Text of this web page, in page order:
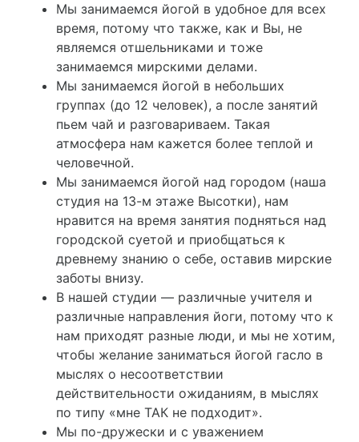
Мы занимаемся йогой в удобное для всех
время, потому что также, как и Вы, не
являемся отшельниками и тоже
занимаемся мирскими делами.
Мы занимаемся йогой в небольших
группах (до 12 человек), а после занятий
пьем чай и разговариваем. Такая
атмосфера нам кажется более теплой и
человечной.
Мы занимаемся йогой над городом (наша
студия на 13-м этаже Высотки), нам
нравится на время занятия подняться над
городской суетой и приобщаться к
древнему знанию о себе, оставив мирские
заботы внизу.
В нашей студии — различные учителя и
различные направления йоги, потому что к
нам приходят разные люди, и мы не хотим,
чтобы желание заниматься йогой гасло в
мыслях о несоответствии
действительности ожиданиям, в мыслях
по типу «мне ТАК не подходит».
Мы по-дружески и с уважением